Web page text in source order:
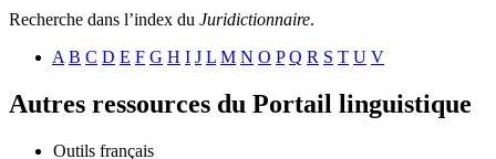
Recherche dans l’index du Juridictionnaire.
A B C D E F G H I J L M N O P Q R S T U V
Autres ressources du Portail linguistique
Outils français